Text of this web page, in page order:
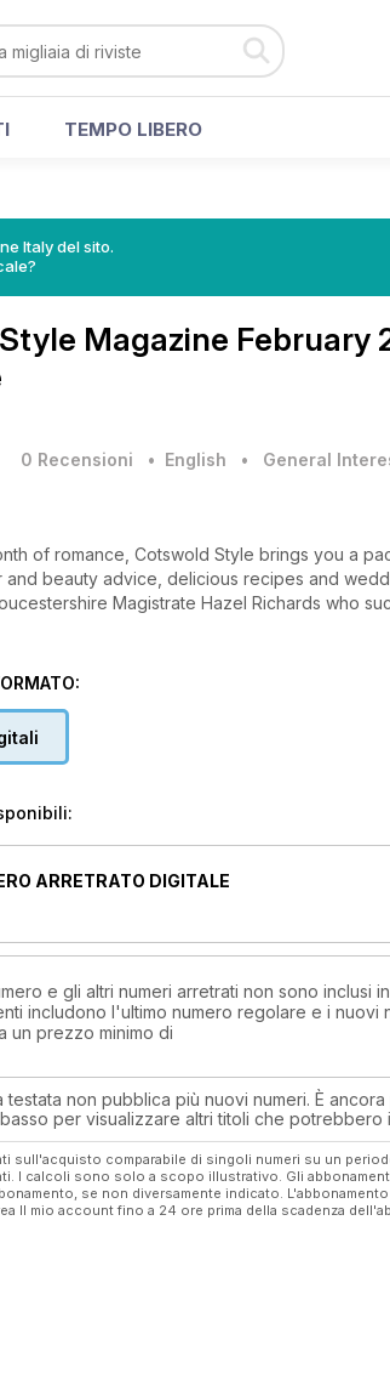
TEMPO LIBERO
Italy del sito.
Magazine February
0 Recensioni • English • General
of romance, Cotswold Style brings you a
and beauty advice, delicious recipes and
Magistrate Hazel Richards who
famous explorer David Hempleman-Adams.
ARRETRATO DIGITALE
e gli altri numeri arretrati non sono inclusi
includono l'ultimo numero regolare e i nuovi
un prezzo minimo di
non pubblica più nuovi numeri. È
per visualizzare altri titoli che potrebbero
sull'acquisto comparabile di singoli numeri su un
I calcoli sono solo a scopo illustrativo. Gli
se non diversamente indicato.
Il mio account fino a 24 ore prima della scadenza